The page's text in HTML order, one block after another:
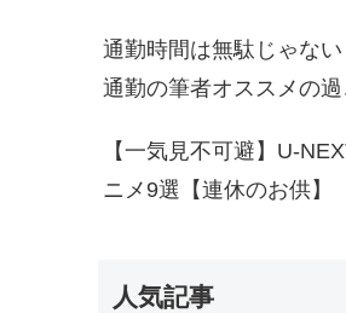
通勤時間は無駄じゃな
通勤の筆者オススメの
【一気見不可避】U-
ニメ9選【連休のお供】
人気記事